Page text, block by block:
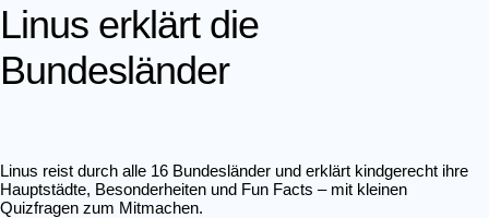
Linus erklärt die
Bundesländer
Linus reist durch alle 16 Bundesländer und erklärt kindgerecht ihre
Hauptstädte, Besonderheiten und Fun Facts – mit kleinen
Quizfragen zum Mitmachen.